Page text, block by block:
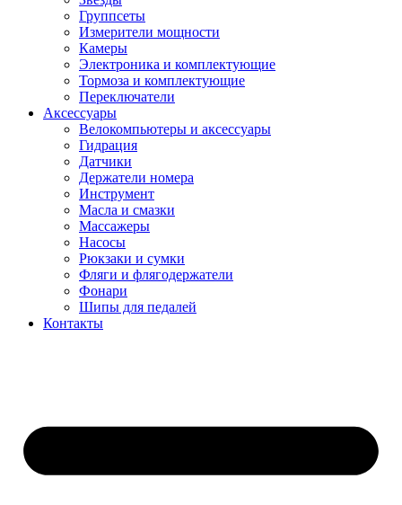
Группсеты
Измерители мощности
Камеры
Электроника и комплектующие
Тормоза и комплектующие
Переключатели
Аксессуары
Велокомпьютеры и аксессуары
Гидрация
Датчики
Держатели номера
Инструмент
Масла и смазки
Массажеры
Насосы
Рюкзаки и сумки
Фляги и флягодержатели
Фонари
Шипы для педалей
Контакты